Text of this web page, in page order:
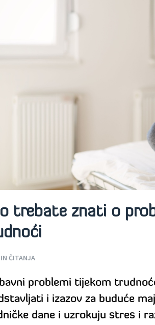
trebate znati o
ČITANJA
problemi tijekom
i izazov za buduće
dane i uzrokuju stres i